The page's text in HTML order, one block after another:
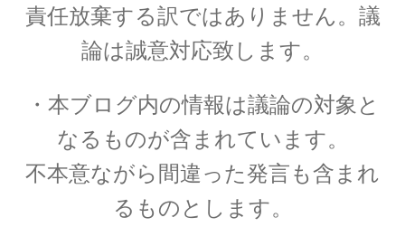
イギリス関係の人々
イタリア関係の物理学者
【コペルニクスからフェルミまでの系譜】
責任放棄する訳ではありません。議
論は誠意対応致します。
・本ブログ内の情報は議論の対象と
なるものが含まれています。
不本意ながら間違った発言も含まれ
るものとします。